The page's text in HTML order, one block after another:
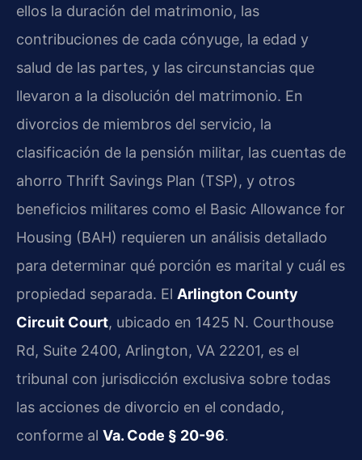
ellos la duración del matrimonio, las
contribuciones de cada cónyuge, la edad y
salud de las partes, y las circunstancias que
llevaron a la disolución del matrimonio. En
divorcios de miembros del servicio, la
clasificación de la pensión militar, las cuentas de
ahorro Thrift Savings Plan (TSP), y otros
beneficios militares como el Basic Allowance for
Housing (BAH) requieren un análisis detallado
para determinar qué porción es marital y cuál es
propiedad separada. El Arlington County
Circuit Court, ubicado en 1425 N. Courthouse
Rd, Suite 2400, Arlington, VA 22201, es el
tribunal con jurisdicción exclusiva sobre todas
las acciones de divorcio en el condado,
conforme al Va. Code § 20-96.